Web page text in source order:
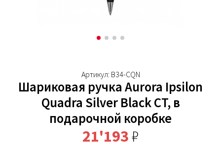
Артикул: B34-CQN
Шариковая ручка Aurora Ipsilon
Quadra Silver Black CT, в
подарочной коробке
21'193₽